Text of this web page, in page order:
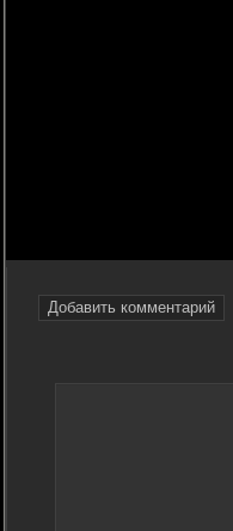
Добавить комментарий